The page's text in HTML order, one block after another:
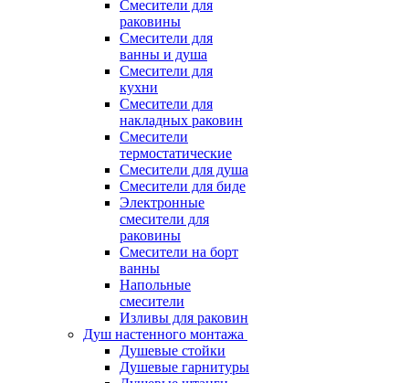
Смесители для
раковины
Смесители для
ванны и душа
Смесители для
кухни
Смесители для
накладных раковин
Смесители
термостатические
Смесители для душа
Смесители для биде
Электронные
смесители для
раковины
Смесители на борт
ванны
Напольные
смесители
Изливы для раковин
Душ настенного монтажа
Душевые стойки
Душевые гарнитуры